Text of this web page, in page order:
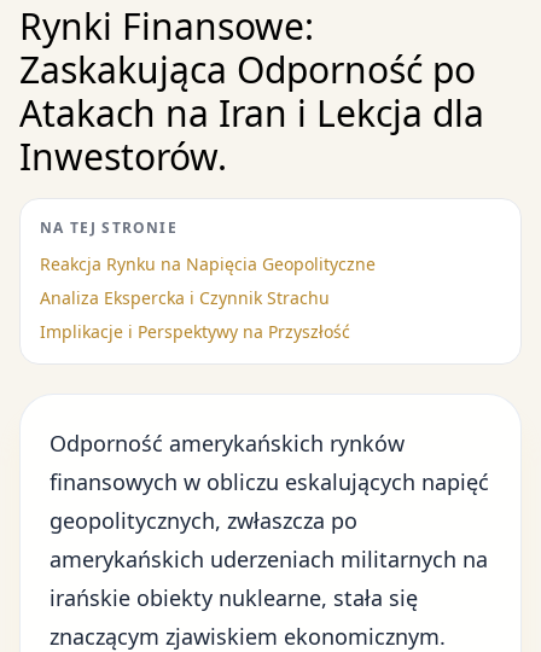
Rynki Finansowe:
Zaskakująca Odporność po
Atakach na Iran i Lekcja dla
Inwestorów.
NA TEJ STRONIE
Reakcja Rynku na Napięcia Geopolityczne
Analiza Ekspercka i Czynnik Strachu
Implikacje i Perspektywy na Przyszłość
Odporność amerykańskich rynków
finansowych w obliczu eskalujących napięć
geopolitycznych, zwłaszcza po
amerykańskich uderzeniach militarnych na
irańskie obiekty nuklearne, stała się
znaczącym zjawiskiem ekonomicznym.